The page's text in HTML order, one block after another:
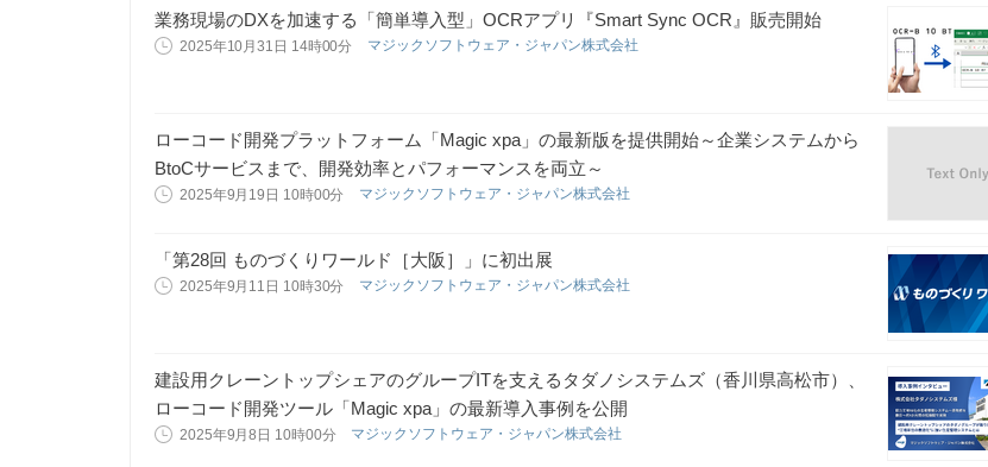
業務現場のDXを加速する「簡単導入型」OCRアプリ『Smart Sync OCR』販売開始
2025年10月31日 14時00分 マジックソフトウェア・ジャパン株式会社
ローコード開発プラットフォーム「Magic xpa」の最新版を提供開始～企業システムから
BtoCサービスまで、開発効率とパフォーマンスを両立～
2025年9月19日 10時00分 マジックソフトウェア・ジャパン株式会社
「第28回 ものづくりワールド［大阪］」に初出展
2025年9月11日 10時30分 マジックソフトウェア・ジャパン株式会社
建設用クレーントップシェアのグループITを支えるタダノシステムズ（香川県高松市）、
ローコード開発ツール「Magic xpa」の最新導入事例を公開
2025年9月8日 10時00分 マジックソフトウェア・ジャパン株式会社